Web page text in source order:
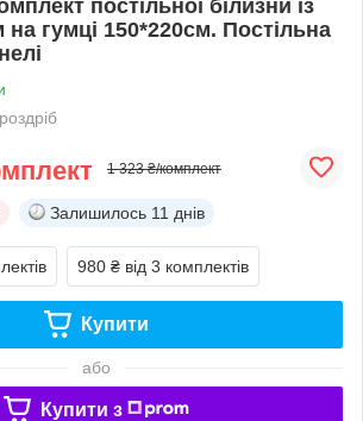
постільної білизни із
гумці 150*220см. Постільна
1 323 ₴/комплект
Залишилось 11 днів
980 ₴ від 3 комплектів
Купити
або
Купити з